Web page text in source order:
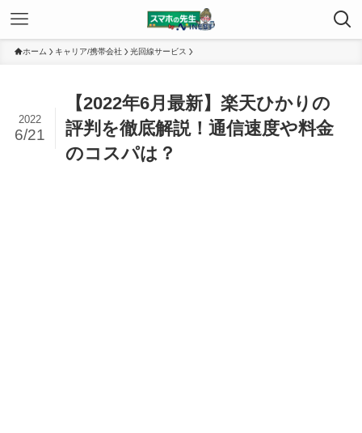
ホーム キャリア/携帯会社 光回線サービス
【2022年6月最新】楽天ひかりの
評判を徹底解説！通信速度や料金
のコスパは？
2022
6/21